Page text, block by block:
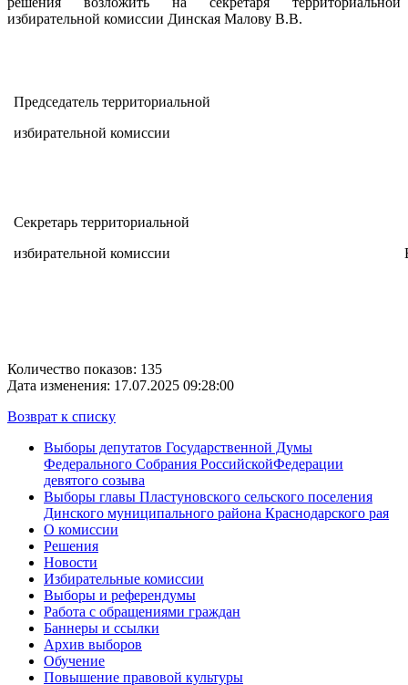
избирательной комиссии Динская Малову В.В.
Председатель территориальной
избирательной комиссии
Секретарь территориальной
избирательной комиссии
Количество показов: 135
Дата изменения: 17.07.2025 09:28:00
Возврат к списку
Выборы депутатов Государственной Думы
Федерального Собрания РоссийскойФедерации
девятого созыва
Выборы главы Пластуновского сельского поселения
Динского муниципального района Краснодарского рая
О комиссии
Решения
Новости
Избирательные комиссии
Выборы и референдумы
Работа с обращениями граждан
Баннеры и ссылки
Архив выборов
Обучение
Повышение правовой культуры